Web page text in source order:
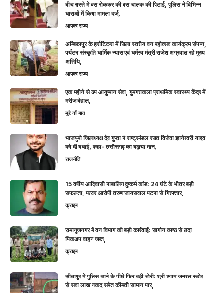
बीच रास्ते में बस रोककर की बस चालक की पिटाई, पुलिस ने विभिन्न
धाराओं में किया मामला दर्ज,
आपका राज्य
अम्बिकापुर के हर्राटिकरा में जिला स्तरीय वन महोत्सव कार्यक्रम संपन्न,
पर्यटन संस्कृति धार्मिक न्यास एवं धर्मस्व मंत्री राजेश अग्रवाल रहे मुख्य
अतिथि,
आपका राज्य
एक महीने से ठप आयुष्मान सेवा, गुमगराकला प्राथमिक स्वास्थ्य केंद्र में
मरीज बेहाल,
मुद्दे की बात
भाजयुमो जिलाध्यक्ष देव गुप्ता ने राष्ट्रमंडल रजत विजेता ज्ञानेश्वरी यादव
को दी बधाई, कहा- छत्तीसगढ़ का बढ़ाया मान,
राजनीति
15 वर्षीय आदिवासी नाबालिग दुष्कर्म कांड: 24 घंटे के भीतर बड़ी
सफलता, फरार आरोपी तरुण जायसवाल पटना से गिरफ्तार,
क्राइम
रामानुजनगर में वन विभाग की बड़ी कार्रवाई: सागौन काष्ठ से लदा
पिकअप वाहन जब्त,
क्राइम
सीतापुर में पुलिस थाने के पीछे फिर बड़ी चोरी: श्री श्याम जनरल स्टोर
से सवा लाख नकद समेत कीमती सामान पार,